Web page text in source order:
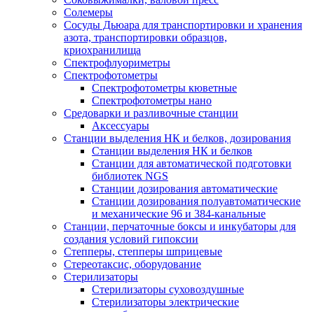
Солемеры
Сосуды Дьюара для транспортировки и хранения
азота, транспортировки образцов,
криохранилища
Спектрофлуориметры
Спектрофотометры
Спектрофотометры кюветные
Спектрофотометры нано
Средоварки и разливочные станции
Аксессуары
Станции выделения НК и белков, дозирования
Станции выделения НК и белков
Станции для автоматической подготовки
библиотек NGS
Станции дозирования автоматические
Станции дозирования полуавтоматические
и механические 96 и 384-канальные
Станции, перчаточные боксы и инкубаторы для
создания условий гипоксии
Степперы, степперы шприцевые
Стереотаксис, оборудование
Стерилизаторы
Стерилизаторы суховоздушные
Стерилизаторы электрические